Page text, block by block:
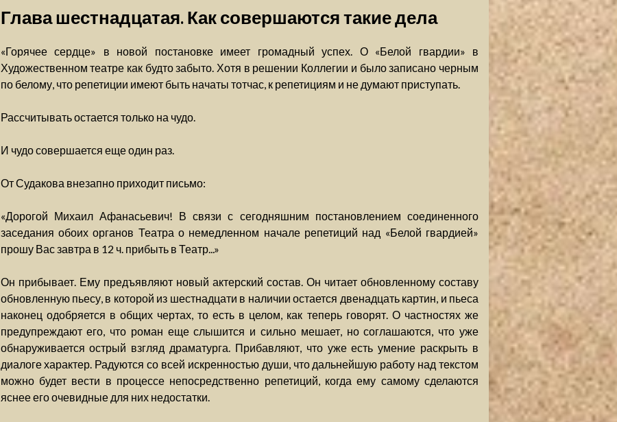
Глава шестнадцатая. Как совершаются такие дела
«Горячее сердце» в новой постановке имеет громадный успех. О «Белой гвардии» в
Художественном театре как будто забыто. Хотя в решении Коллегии и было записано черным
по белому, что репетиции имеют быть начаты тотчас, к репетициям и не думают приступать.
Рассчитывать остается только на чудо.
И чудо совершается еще один раз.
От Судакова внезапно приходит письмо:
«Дорогой Михаил Афанасьевич! В связи с сегодняшним постановлением соединенного
заседания обоих органов Театра о немедленном начале репетиций над «Белой гвардией»
прошу Вас завтра в 12 ч. прибыть в Театр...»
Он прибывает. Ему предъявляют новый актерский состав. Он читает обновленному составу
обновленную пьесу, в которой из шестнадцати в наличии остается двенадцать картин, и пьеса
наконец одобряется в общих чертах, то есть в целом, как теперь говорят. О частностях же
предупреждают его, что роман еще слышится и сильно мешает, но соглашаются, что уже
обнаруживается острый взгляд драматурга. Прибавляют, что уже есть умение раскрыть в
диалоге характер. Радуются со всей искренностью души, что дальнейшую работу над текстом
можно будет вести в процессе непосредственно репетиций, когда ему самому сделаются
яснее его очевидные для них недостатки.